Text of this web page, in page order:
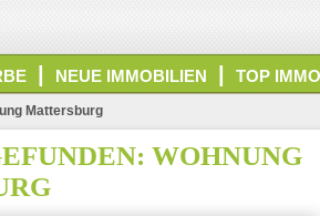
NEUE IMMOBILIEN TOP
Mattersburg
WOHNUNG